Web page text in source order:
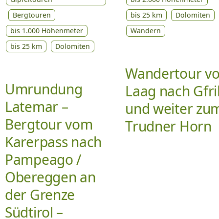
Bergtouren
bis 1.000 Höhenmeter
bis 25 km
Dolomiten
Umrundung
Latemar –
Bergtour vom
Karerpass nach
Pampeago /
Obereggen an
der Grenze
Südtirol –
bis 25 km
Dolomiten
Wandern
Wandertour
Laag nach
und weiter
Trudner Horn